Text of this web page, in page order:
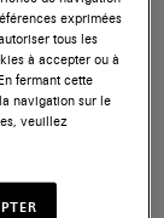
exprimées
tous les
à accepter ou à
fermant cette
navigation sur le
veuillez